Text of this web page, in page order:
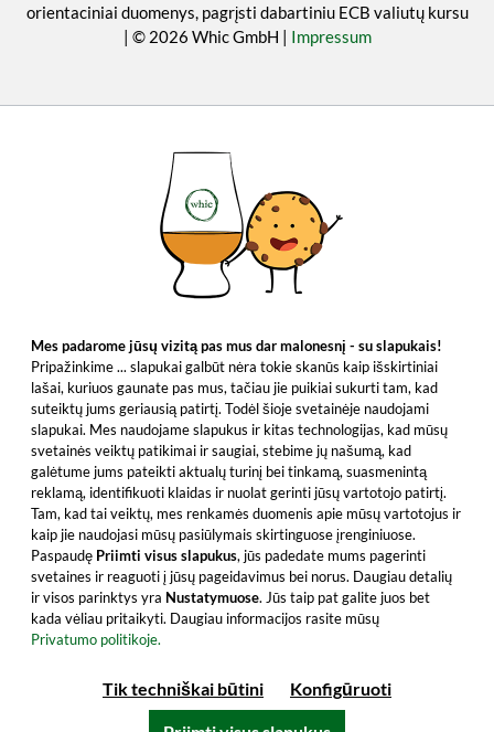
orientaciniai duomenys, pagrįsti dabartiniu ECB valiutų kursu
| © 2026 Whic GmbH | Impressum
Mes padarome jūsų vizitą pas mus dar malonesnį - su slapukais!
Pripažinkime ... slapukai galbūt nėra tokie skanūs kaip išskirtiniai
lašai, kuriuos gaunate pas mus, tačiau jie puikiai sukurti tam, kad
suteiktų jums geriausią patirtį. Todėl šioje svetainėje naudojami
slapukai. Mes naudojame slapukus ir kitas technologijas, kad mūsų
svetainės veiktų patikimai ir saugiai, stebime jų našumą, kad
galėtume jums pateikti aktualų turinį bei tinkamą, suasmenintą
reklamą, identifikuoti klaidas ir nuolat gerinti jūsų vartotojo patirtį.
Tam, kad tai veiktų, mes renkamės duomenis apie mūsų vartotojus ir
kaip jie naudojasi mūsų pasiūlymais skirtinguose įrenginiuose.
Paspaudę Priimti visus slapukus, jūs padedate mums pagerinti
svetaines ir reaguoti į jūsų pageidavimus bei norus. Daugiau detalių
ir visos parinktys yra Nustatymuose. Jūs taip pat galite juos bet
kada vėliau pritaikyti. Daugiau informacijos rasite mūsų
Privatumo politikoje.
Tik techniškai būtini Konfigūruoti